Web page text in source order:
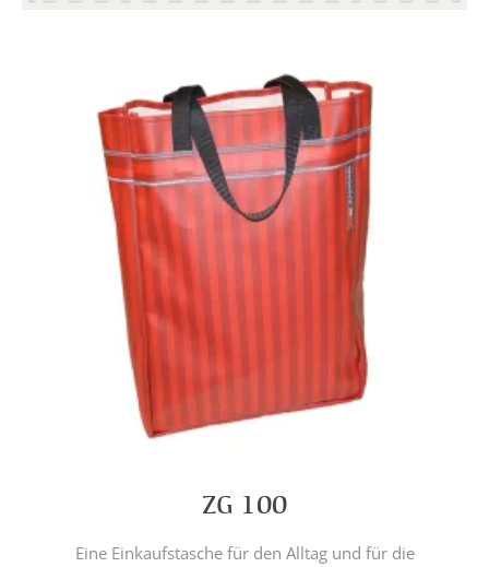
ZG 100
Eine Einkaufstasche für den Alltag und für die